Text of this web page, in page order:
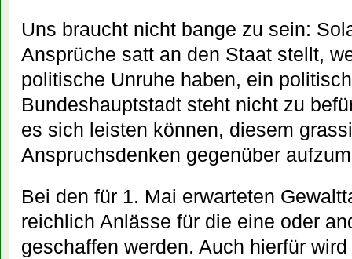
Uns braucht nicht bange zu sein:
Ansprüche satt an den Staat stellt,
politische Unruhe haben, ein
Bundeshauptstadt steht nicht zu
es sich leisten können, diesem
Anspruchsdenken gegenüber
Bei den für 1. Mai erwarteten
reichlich Anlässe für die eine oder
geschaffen werden. Auch hierfür